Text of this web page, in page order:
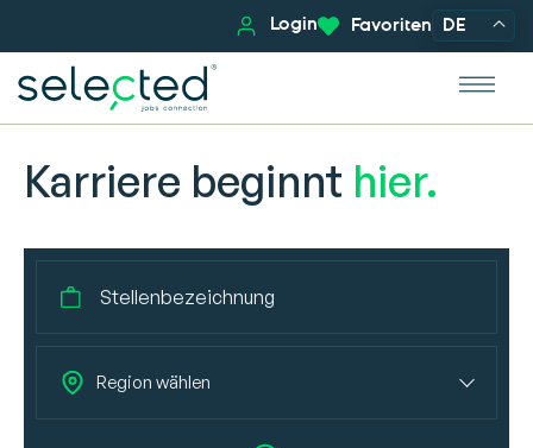
Login Favoriten DE
Karriere beginnt hier.
Region wählen